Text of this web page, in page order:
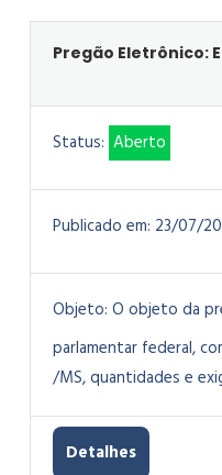
Pregão Eletrônico:
Status: Aberto
Publicado em: 23/07/
Objeto: O objeto da
parlamentar federal,
/MS, quantidades e
Detalhes